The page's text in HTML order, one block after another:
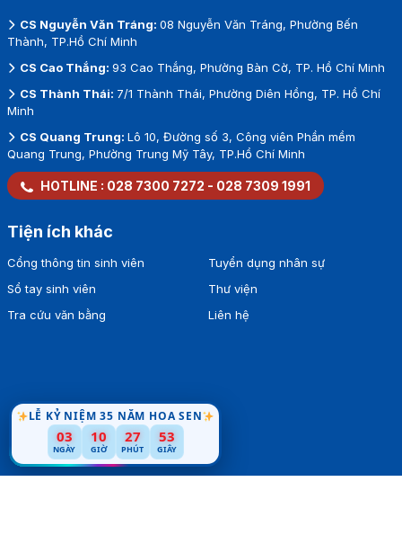
LỄ KỶ NIỆM 35 NĂM HOA SEN
03
NGÀY
10
GIỜ
27
PHÚT
51
GIÂY
CS Nguyễn Văn Tráng: 08 Nguyễn Văn Tráng, Phường Bến
Thành, TP.Hồ Chí Minh
CS Cao Thắng: 93 Cao Thắng, Phường Bàn Cờ, TP. Hồ Chí Minh
CS Thành Thái: 7/1 Thành Thái, Phường Diên Hồng, TP. Hồ Chí
Minh
CS Quang Trung: Lô 10, Đường số 3, Công viên Phần mềm
Quang Trung, Phường Trung Mỹ Tây, TP.Hồ Chí Minh
HOTLINE : 028 7300 7272 - 028 7309 1991
Tiện ích khác
Cổng thông tin sinh viên
Sổ tay sinh viên
Tra cứu văn bằng
Tuyển dụng nhân sự
Thư viện
Liên hệ